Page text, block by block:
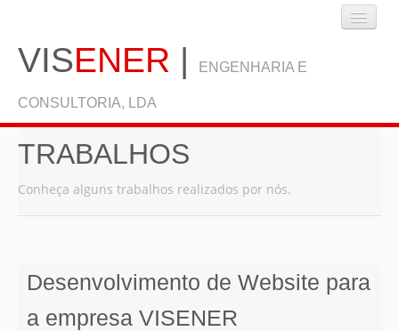
VISENER | ENGENHARIA E
CONSULTORIA, LDA
INÍCIO
EMPRESA
SERVIÇOS
TRABALHOS
Conheça alguns trabalhos realizados por nós.
Desenvolvimento de Website para
a empresa VISENER